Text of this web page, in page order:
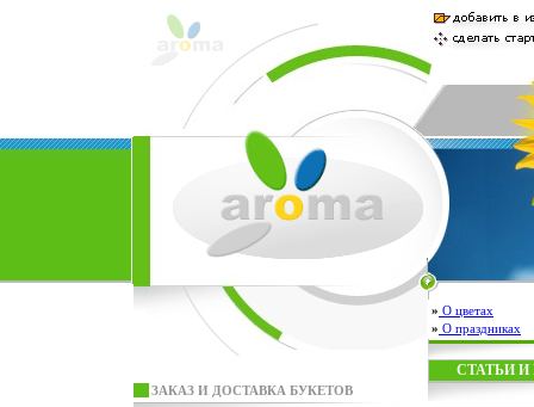
» О цветах
» О праздниках
ЗАКАЗ И ДОСТАВКА БУКЕТОВ
СТАТЬИ